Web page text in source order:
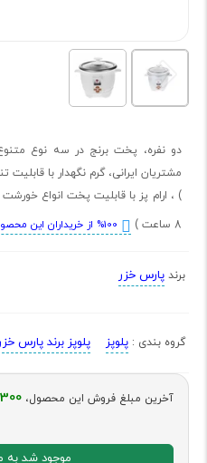
دو نفره، پخت برنج در سه نوع
) ، ارام پز با قابلیت پخت انواع
8 ساعت )
%100 از خریداران این محصول را پیشنهاد کرده‌اند
برند پارس خزر
گروه بندی : پلوپز پلوپز برند پارس
آخرین مبلغ فروش این محصول،
موجود شد به